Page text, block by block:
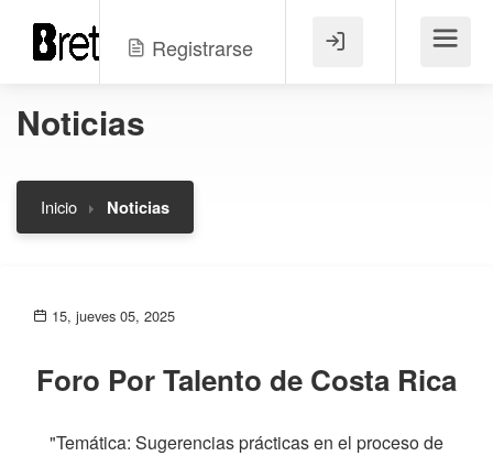
Registrarse Menú
Noticias
Inicio Noticias
15, jueves 05, 2025
Foro Por Talento de Costa Rica
"Temática: Sugerencias prácticas en el proceso de